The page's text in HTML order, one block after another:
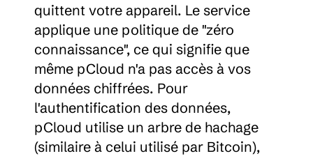
quittent votre appareil. Le service
applique une politique de "zéro
connaissance", ce qui signifie que
même pCloud n'a pas accès à vos
données chiffrées. Pour
l'authentification des données,
pCloud utilise un arbre de hachage
(similaire à celui utilisé par Bitcoin),